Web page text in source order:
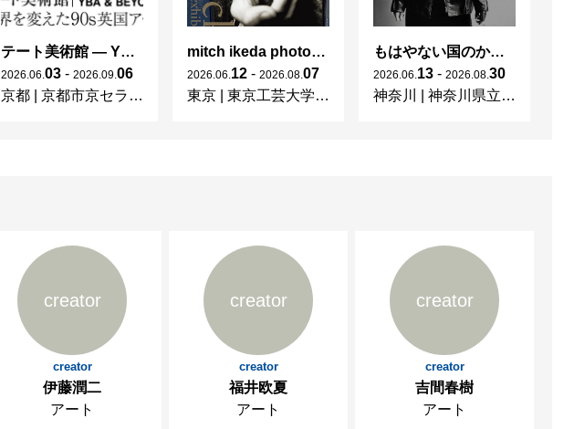
テート美術館 ― YBA & BEYOND 世界を変えた90s英国アート
2026 06 03 - 2026 09 06
京都
京都市京セラ美術館
mitch ikeda photography exhibition「rocks」
2026 06 12 - 2026 08 07
東京
東京工芸大学 写大ギャラリー
もはやない国のかつてない光 東ドイツの女性写真家たち
2026 06 13 - 2026 08 30
神奈川
神奈川県立近代美術館 葉山
creator
creator
伊藤潤二
アート
creator
creator
福井欧夏
アート
creator
creator
吉間春樹
アート